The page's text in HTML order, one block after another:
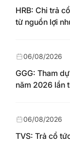
HRB: Chi trả
từ nguồn lợi
ngày 04/08/
GGG: Tham
năm 2026 lần
06/08/2026
TVS: Trả cổ
06/08/2026